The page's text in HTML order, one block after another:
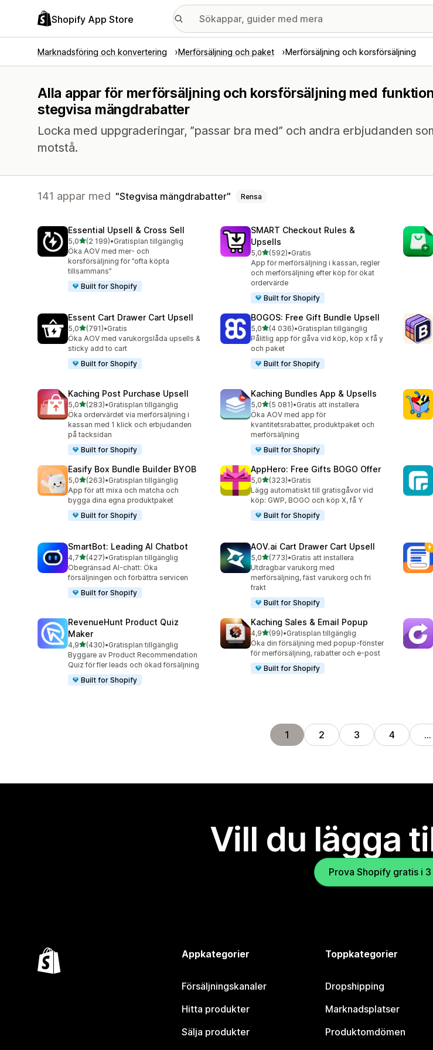
Shopify App Store
Marknadsföring och konvertering Merförsäljning och paket Merförsäljning och korsförsäljning
Alla appar för merförsäljning och korsförsäljning med
stegvisa mängdrabatter
Locka med uppgraderingar, ”passar bra med” och andra erbjudanden
motstå.
141 appar med Stegvisa mängdrabatter Rensa
Essential Upsell & Cross Sell
5,0av 5 stjärnor
(2 199)
2199 recensioner totalt
•Gratisplan tillgänglig
Öka AOV med mer- och
korsförsäljning för ”ofta köpta
tillsammans”
Built for Shopify
SMART Checkout Rules &
Upsells
5,0av 5 stjärnor
(592)
592 recensioner totalt
•Gratis
App för merförsäljning i kassan, regler
och merförsäljning efter köp för ökat
ordervärde
Built for Shopify
Essent Cart Drawer Cart Upsell
5,0av 5 stjärnor
(791)
791 recensioner totalt
•Gratis
Öka AOV med varukorgslåda upsells &
sticky add to cart
Built for Shopify
BOGOS: Free Gift Bundle Upsell
5,0av 5 stjärnor
(4 036)
4036 recensioner totalt
•Gratisplan tillgänglig
Pålitlig app för gåva vid köp, köp x få y
och paket
Built for Shopify
Kaching Post Purchase Upsell
5,0av 5 stjärnor
(283)
283 recensioner totalt
•Gratisplan tillgänglig
Öka ordervärdet via merförsäljning i
kassan med 1 klick och erbjudanden
på tacksidan
Built for Shopify
Kaching Bundles App & Upsells
5,0av 5 stjärnor
(5 081)
5081 recensioner totalt
•Gratis att installera
Öka AOV med app för
kvantitetsrabatter, produktpaket och
merförsäljning
Built for Shopify
Easify Box Bundle Builder BYOB
5,0av 5 stjärnor
(263)
263 recensioner totalt
•Gratisplan tillgänglig
App för att mixa och matcha och
bygga dina egna produktpaket
Built for Shopify
AppHero: Free Gifts BOGO Offer
5,0av 5 stjärnor
(323)
323 recensioner totalt
•Gratis
Lägg automatiskt till gratisgåvor vid
köp: GWP, BOGO och köp X, få Y
Built for Shopify
SmartBot: Leading AI Chatbot
4,7av 5 stjärnor
(427)
427 recensioner totalt
•Gratisplan tillgänglig
Obegränsad AI-chatt: Öka
försäljningen och förbättra servicen
Built for Shopify
AOV.ai Cart Drawer Cart Upsell
5,0av 5 stjärnor
(773)
773 recensioner totalt
•Gratis att installera
Utdragbar varukorg med
merförsäljning, fäst varukorg och fri
frakt
Built for Shopify
RevenueHunt Product Quiz
Maker
4,9av 5 stjärnor
(430)
430 recensioner totalt
•Gratisplan tillgänglig
Byggare av Product Recommendation
Quiz för fler leads och ökad försäljning
Built for Shopify
Kaching Sales & Email Popup
4,9av 5 stjärnor
(99)
99 recensioner totalt
•Gratisplan tillgänglig
Öka din försäljning med popup-fönster
för merförsäljning, rabatter och e-post
Built for Shopify
1 2 3 4 …
Vill du lägga
Prova Shopify gratis i
Appkategorier
Försäljningskanaler
Hitta produkter
Sälja produkter
Toppkategorier
Dropshipping
Marknadsplatser
Produktomdömen